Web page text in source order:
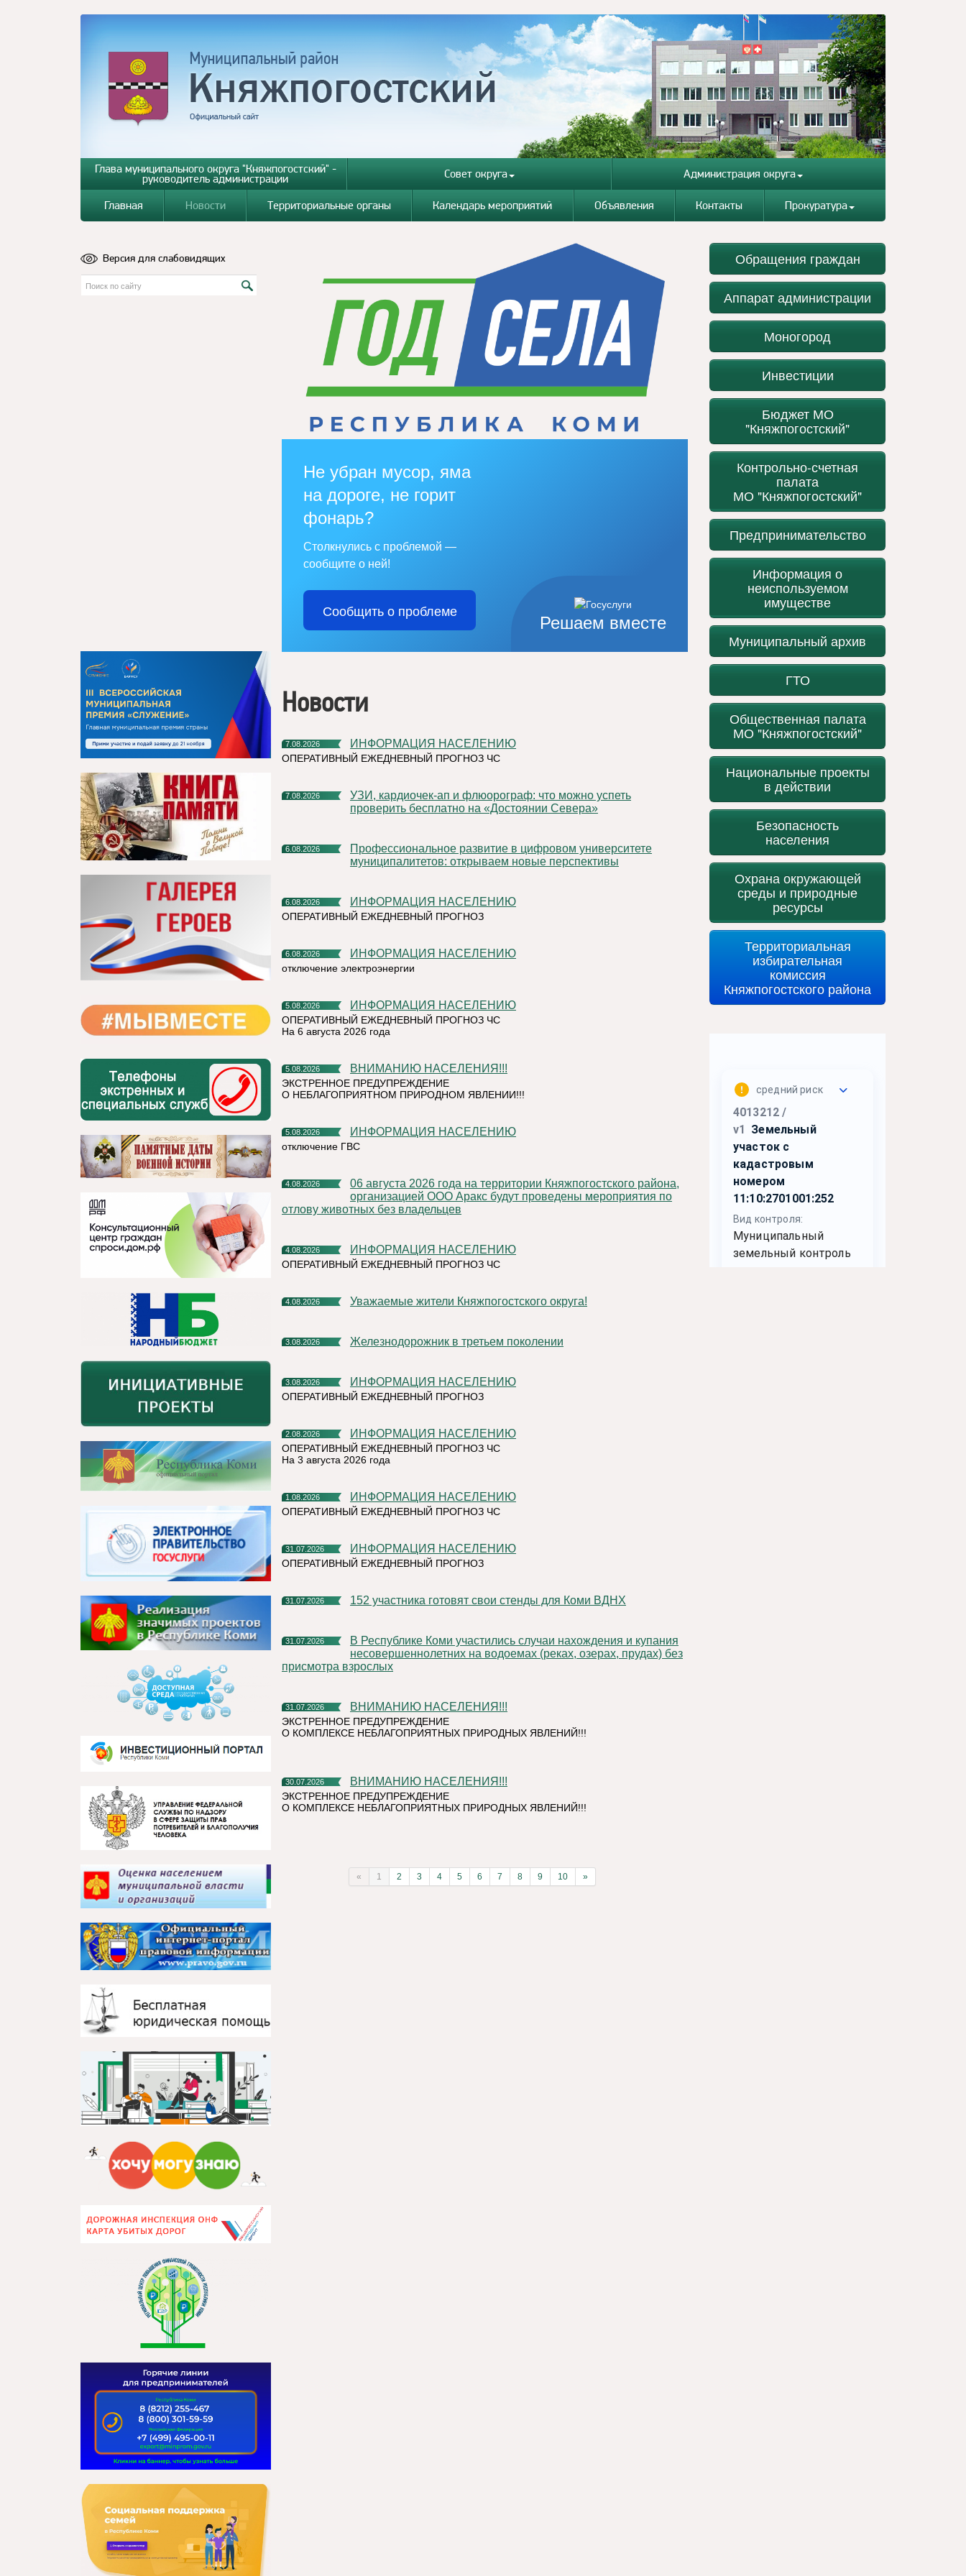
Глава муниципального округа "Княжпогостский" -
руководитель администрации Совет округа Администрация округа
Главная Новости Территориальные органы Календарь мероприятий Объявления Контакты Прокуратура
Версия для слабовидящих
Решаем вместе
Не убран мусор, яма
на дороге, не горит
фонарь?
Столкнулись с проблемой —
сообщите о ней!
Сообщить о проблеме
Новости
7.08.2026 ИНФОРМАЦИЯ НАСЕЛЕНИЮ
ОПЕРАТИВНЫЙ ЕЖЕДНЕВНЫЙ ПРОГНОЗ ЧС
7.08.2026
УЗИ, кардиочек-ап и флюорограф: что можно успеть
проверить бесплатно на «Достоянии Севера»
6.08.2026
Профессиональное развитие в цифровом университете
муниципалитетов: открываем новые перспективы
6.08.2026 ИНФОРМАЦИЯ НАСЕЛЕНИЮ
ОПЕРАТИВНЫЙ ЕЖЕДНЕВНЫЙ ПРОГНОЗ
6.08.2026 ИНФОРМАЦИЯ НАСЕЛЕНИЮ
отключение электроэнергии
5.08.2026 ИНФОРМАЦИЯ НАСЕЛЕНИЮ
ОПЕРАТИВНЫЙ ЕЖЕДНЕВНЫЙ ПРОГНОЗ ЧС
На 6 августа 2026 года
5.08.2026 ВНИМАНИЮ НАСЕЛЕНИЯ!!!
ЭКСТРЕННОЕ ПРЕДУПРЕЖДЕНИЕ
О НЕБЛАГОПРИЯТНОМ ПРИРОДНОМ ЯВЛЕНИИ!!!
5.08.2026 ИНФОРМАЦИЯ НАСЕЛЕНИЮ
отключение ГВС
4.08.2026
06 августа 2026 года на территории Княжпогостского района,
организацией ООО Аракс будут проведены мероприятия по
отлову животных без владельцев
4.08.2026 ИНФОРМАЦИЯ НАСЕЛЕНИЮ
ОПЕРАТИВНЫЙ ЕЖЕДНЕВНЫЙ ПРОГНОЗ ЧС
4.08.2026 Уважаемые жители Княжпогостского округа!
3.08.2026 Железнодорожник в третьем поколении
3.08.2026 ИНФОРМАЦИЯ НАСЕЛЕНИЮ
ОПЕРАТИВНЫЙ ЕЖЕДНЕВНЫЙ ПРОГНОЗ
2.08.2026 ИНФОРМАЦИЯ НАСЕЛЕНИЮ
ОПЕРАТИВНЫЙ ЕЖЕДНЕВНЫЙ ПРОГНОЗ ЧС
На 3 августа 2026 года
1.08.2026 ИНФОРМАЦИЯ НАСЕЛЕНИЮ
ОПЕРАТИВНЫЙ ЕЖЕДНЕВНЫЙ ПРОГНОЗ ЧС
31.07.2026 ИНФОРМАЦИЯ НАСЕЛЕНИЮ
ОПЕРАТИВНЫЙ ЕЖЕДНЕВНЫЙ ПРОГНОЗ
31.07.2026 152 участника готовят свои стенды для Коми ВДНХ
31.07.2026
В Республике Коми участились случаи нахождения и купания
несовершеннолетних на водоемах (реках, озерах, прудах) без
присмотра взрослых
31.07.2026 ВНИМАНИЮ НАСЕЛЕНИЯ!!!
ЭКСТРЕННОЕ ПРЕДУПРЕЖДЕНИЕ
О КОМПЛЕКСЕ НЕБЛАГОПРИЯТНЫХ ПРИРОДНЫХ ЯВЛЕНИЙ!!!
30.07.2026 ВНИМАНИЮ НАСЕЛЕНИЯ!!!
ЭКСТРЕННОЕ ПРЕДУПРЕЖДЕНИЕ
О КОМПЛЕКСЕ НЕБЛАГОПРИЯТНЫХ ПРИРОДНЫХ ЯВЛЕНИЙ!!!
« 1 2 3 4 5 6 7 8 9 10 »
Обращения граждан
Аппарат администрации
Моногород
Инвестиции
Бюджет МО
"Княжпогостский"
Контрольно-счетная
палата
МО "Княжпогостский"
Предпринимательство
Информация о
неиспользуемом
имуществе
Муниципальный архив
ГТО
Общественная палата
МО "Княжпогостский"
Национальные проекты
в действии
Безопасность
населения
Охрана окружающей
среды и природные
ресурсы
Территориальная
избирательная
комиссия
Княжпогостского района